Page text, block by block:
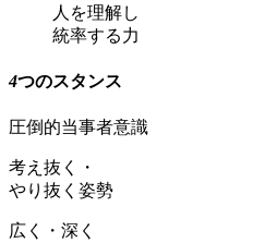
人を理解し
統率する力
4つのスタンス
圧倒的当事者意識
考え抜く・
やり抜く姿勢
広く・深く